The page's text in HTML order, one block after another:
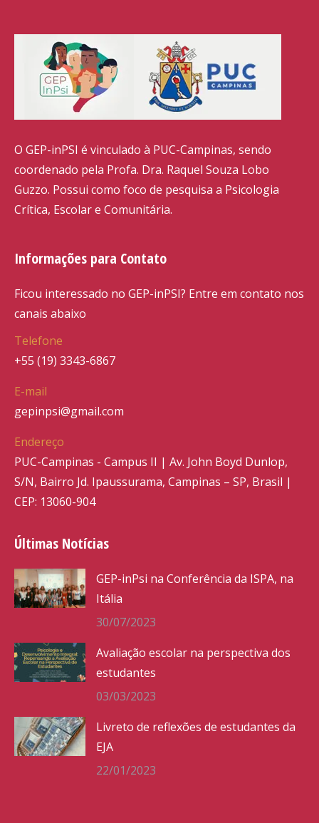
O GEP-inPSI é vinculado à PUC-Campinas, sendo
coordenado pela Profa. Dra. Raquel Souza Lobo
Guzzo. Possui como foco de pesquisa a Psicologia
Crítica, Escolar e Comunitária.
Informações para Contato
Ficou interessado no GEP-inPSI? Entre em contato nos
canais abaixo
Telefone
+55 (19) 3343-6867
E-mail
gepinpsi@gmail.com
Endereço
PUC-Campinas - Campus II | Av. John Boyd Dunlop,
S/N, Bairro Jd. Ipaussurama, Campinas – SP, Brasil |
CEP: 13060-904
Últimas Notícias
GEP-inPsi na Conferência da ISPA, na
Itália
30/07/2023
Avaliação escolar na perspectiva dos
estudantes
03/03/2023
Livreto de reflexões de estudantes da
EJA
22/01/2023